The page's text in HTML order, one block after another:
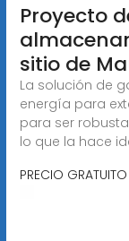
Proyecto
sitio de
La solución de
energía para
para ser
lo que la hace
PRECIO GRATUITO